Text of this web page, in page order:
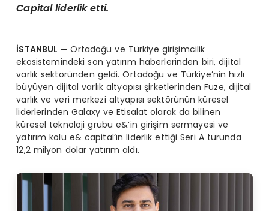
Capital liderlik etti.
İSTANBUL —Ortadoğu ve Türkiye girişimcilik
ekosistemindeki son yatırım haberlerinden biri, dijital
varlık sektöründen geldi. Ortadoğu ve Türkiye’nin hızlı
büyüyen dijital varlık altyapısı şirketlerinden Fuze, dijital
varlık ve veri merkezi altyapısı sektörünün küresel
liderlerinden Galaxy ve Etisalat olarak da bilinen
küresel teknoloji grubu e&’in girişim sermayesi ve
yatırım kolu e& capital’ın liderlik ettiği Seri A turunda
12,2 milyon dolar yatırım aldı.